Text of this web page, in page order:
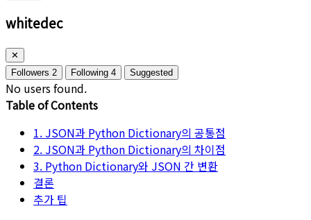
whitedec
✕
Followers 2 Following 4 Suggested
No users found.
Table of Contents
1. JSON과 Python Dictionary의 공통점
2. JSON과 Python Dictionary의 차이점
3. Python Dictionary와 JSON 간 변환
결론
추가 팁